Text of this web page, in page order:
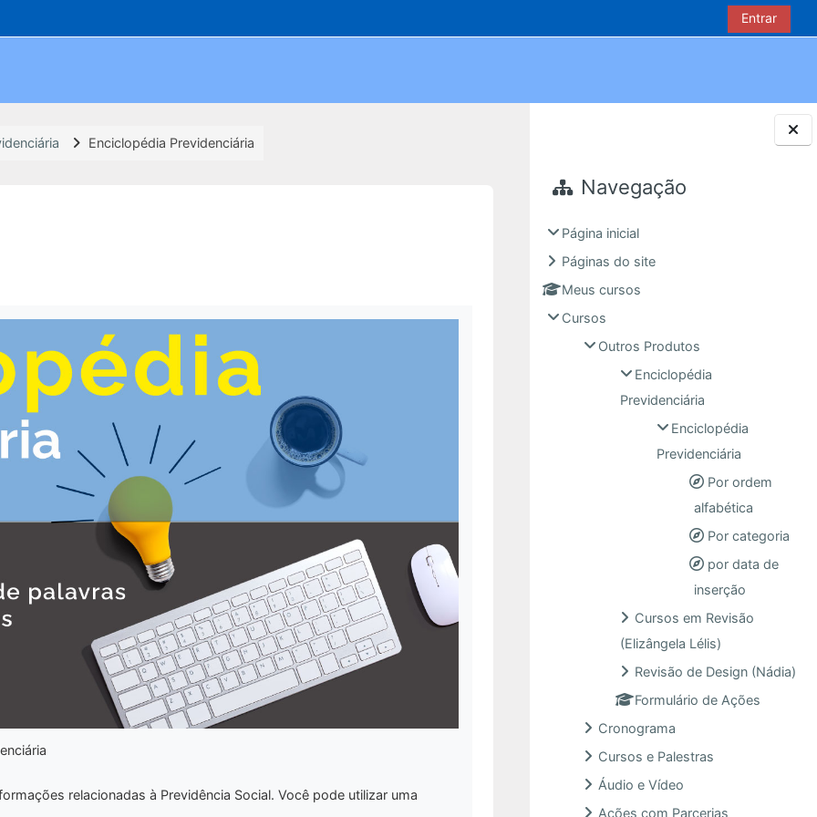
BlocosNavegação
Página inicial
Páginas do site
Meus cursos
Cursos
Outros Produtos
Enciclopédia
Previdenciária
Enciclopédia
Previdenciária
Por ordem
alfabética
Por categoria
por data de
inserção
Cursos em Revisão
(Elizângela Lélis)
Revisão de Design (Nádia)
Formulário de Ações
Cronograma
Cursos e Palestras
Áudio e Vídeo
Ações com Parcerias
Entrar
Enciclopédia Previdenciária
relacionadas à Previdência Social. Você pode utilizar uma